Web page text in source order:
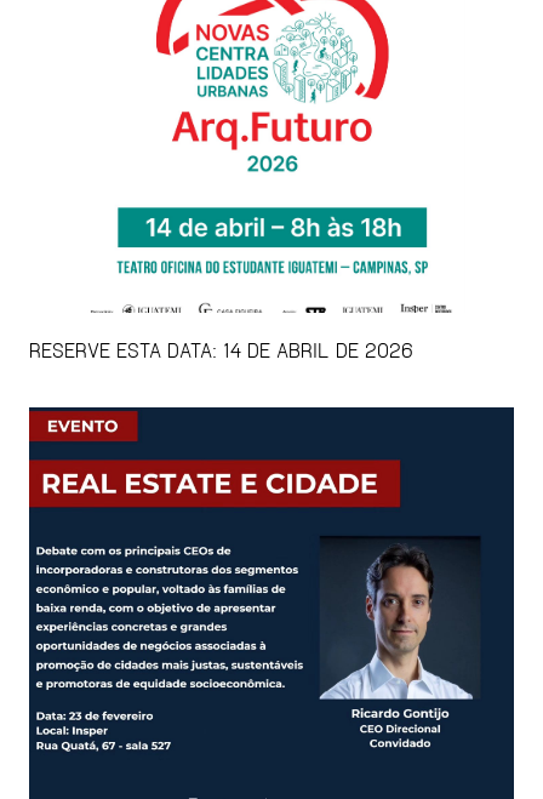
RESERVE ESTA DATA: 14 DE ABRIL DE 2026